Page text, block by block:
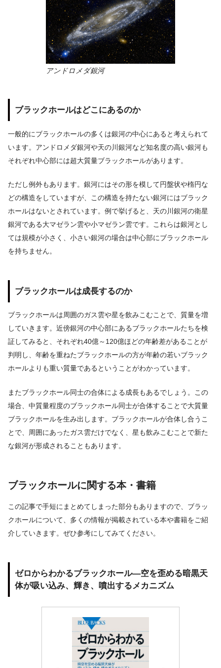
アンドロメダ銀河
ブラックホールはどこにあるのか
一般的にブラックホールの多くは銀河の中心にあると考えられて
います。アンドロメダ銀河や天の川銀河など知名度の高い銀河も
それぞれ中心部には超大質量ブラックホールがあります。
ただし例外もあります。銀河にはその形を模して円盤状や楕円な
どの構造をしていますが、この構造を持たない銀河にはブラック
ホールはないとされています。例で挙げると、天の川銀河の衛星
銀河である大マゼラン雲や小マゼラン雲です。これらは銀河とし
ては規模が小さく、小さい銀河の場合は中心部にブラックホール
を持ちません。
ブラックホールは成長するのか
ブラックホールは周囲のガス雲や星を飲みこむことで、質量を増
していきます。近傍銀河の中心部にあるブラックホールたちを検
証してみると、それぞれ40億～120億ほどの年齢差があることが
判明し、年齢を重ねたブラックホールの方が年齢の若いブラック
ホールよりも重い質量であるということがわかっています。
またブラックホール同士の合体による成長もあるでしょう。この
場合、中質量程度のブラックホール同士が合体することで大質量
ブラックホールを生み出します。ブラックホールが合体し合うこ
とで、周囲にあったガス雲だけでなく、星も飲みこむことで新た
な銀河が形成されることもあります。
ブラックホールに関する本・書籍
この記事で手短にまとめてしまった部分もありますので、ブラッ
クホールについて、多くの情報が掲載されている本や書籍をご紹
介していきます。ぜひ参考にしてみてください。
ゼロからわかるブラックホール―空を歪める暗黒天
体が吸い込み、輝き、噴出するメカニズム